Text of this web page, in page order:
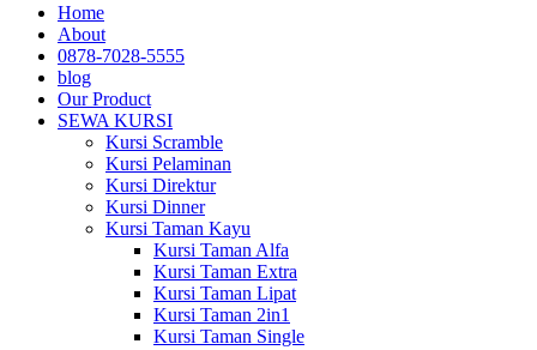
Home
About
0878-7028-5555
blog
Our Product
SEWA KURSI
Kursi Scramble
Kursi Pelaminan
Kursi Direktur
Kursi Dinner
Kursi Taman Kayu
Kursi Taman Alfa
Kursi Taman Extra
Kursi Taman Lipat
Kursi Taman 2in1
Kursi Taman Single